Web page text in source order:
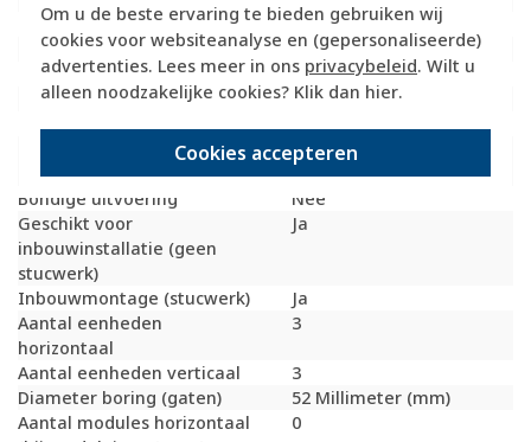
Om u de beste ervaring te bieden gebruiken wij
cookies voor websiteanalyse en (gepersonaliseerde)
advertenties. Lees meer in ons privacybeleid. Wilt u
alleen noodzakelijke cookies? Klik dan hier.
Cookies accepteren
Beschermingsgraad (IP)
IP20
Geschikt voor vloerpot
Nee
Transparant
Nee
Uitvoering oppervlakte
Glanzend
Geschikt voor wandgoot
Ja
inbouwinstallatie (stucwerk)
Ja
Bondige uitvoering
Nee
Geschikt voor
inbouwinstallatie (geen
stucwerk)
Ja
Inbouwmontage (stucwerk)
Ja
Aantal eenheden
horizontaal
3
Aantal eenheden verticaal
3
Diameter boring (gaten)
52 Millimeter (mm)
Aantal modules horizontaal
0